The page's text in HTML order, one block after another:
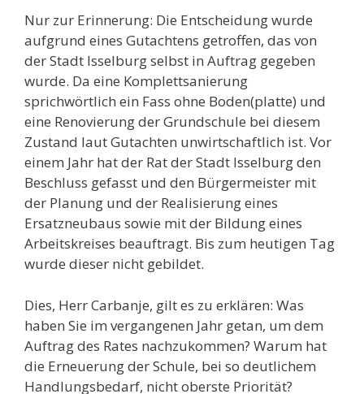
Nur zur Erinnerung: Die Entscheidung wurde
aufgrund eines Gutachtens getroffen, das von
der Stadt Isselburg selbst in Auftrag gegeben
wurde. Da eine Komplettsanierung
sprichwörtlich ein Fass ohne Boden(platte) und
eine Renovierung der Grundschule bei diesem
Zustand laut Gutachten unwirtschaftlich ist. Vor
einem Jahr hat der Rat der Stadt Isselburg den
Beschluss gefasst und den Bürgermeister mit
der Planung und der Realisierung eines
Ersatzneubaus sowie mit der Bildung eines
Arbeitskreises beauftragt. Bis zum heutigen Tag
wurde dieser nicht gebildet.
Dies, Herr Carbanje, gilt es zu erklären: Was
haben Sie im vergangenen Jahr getan, um dem
Auftrag des Rates nachzukommen? Warum hat
die Erneuerung der Schule, bei so deutlichem
Handlungsbedarf, nicht oberste Priorität?